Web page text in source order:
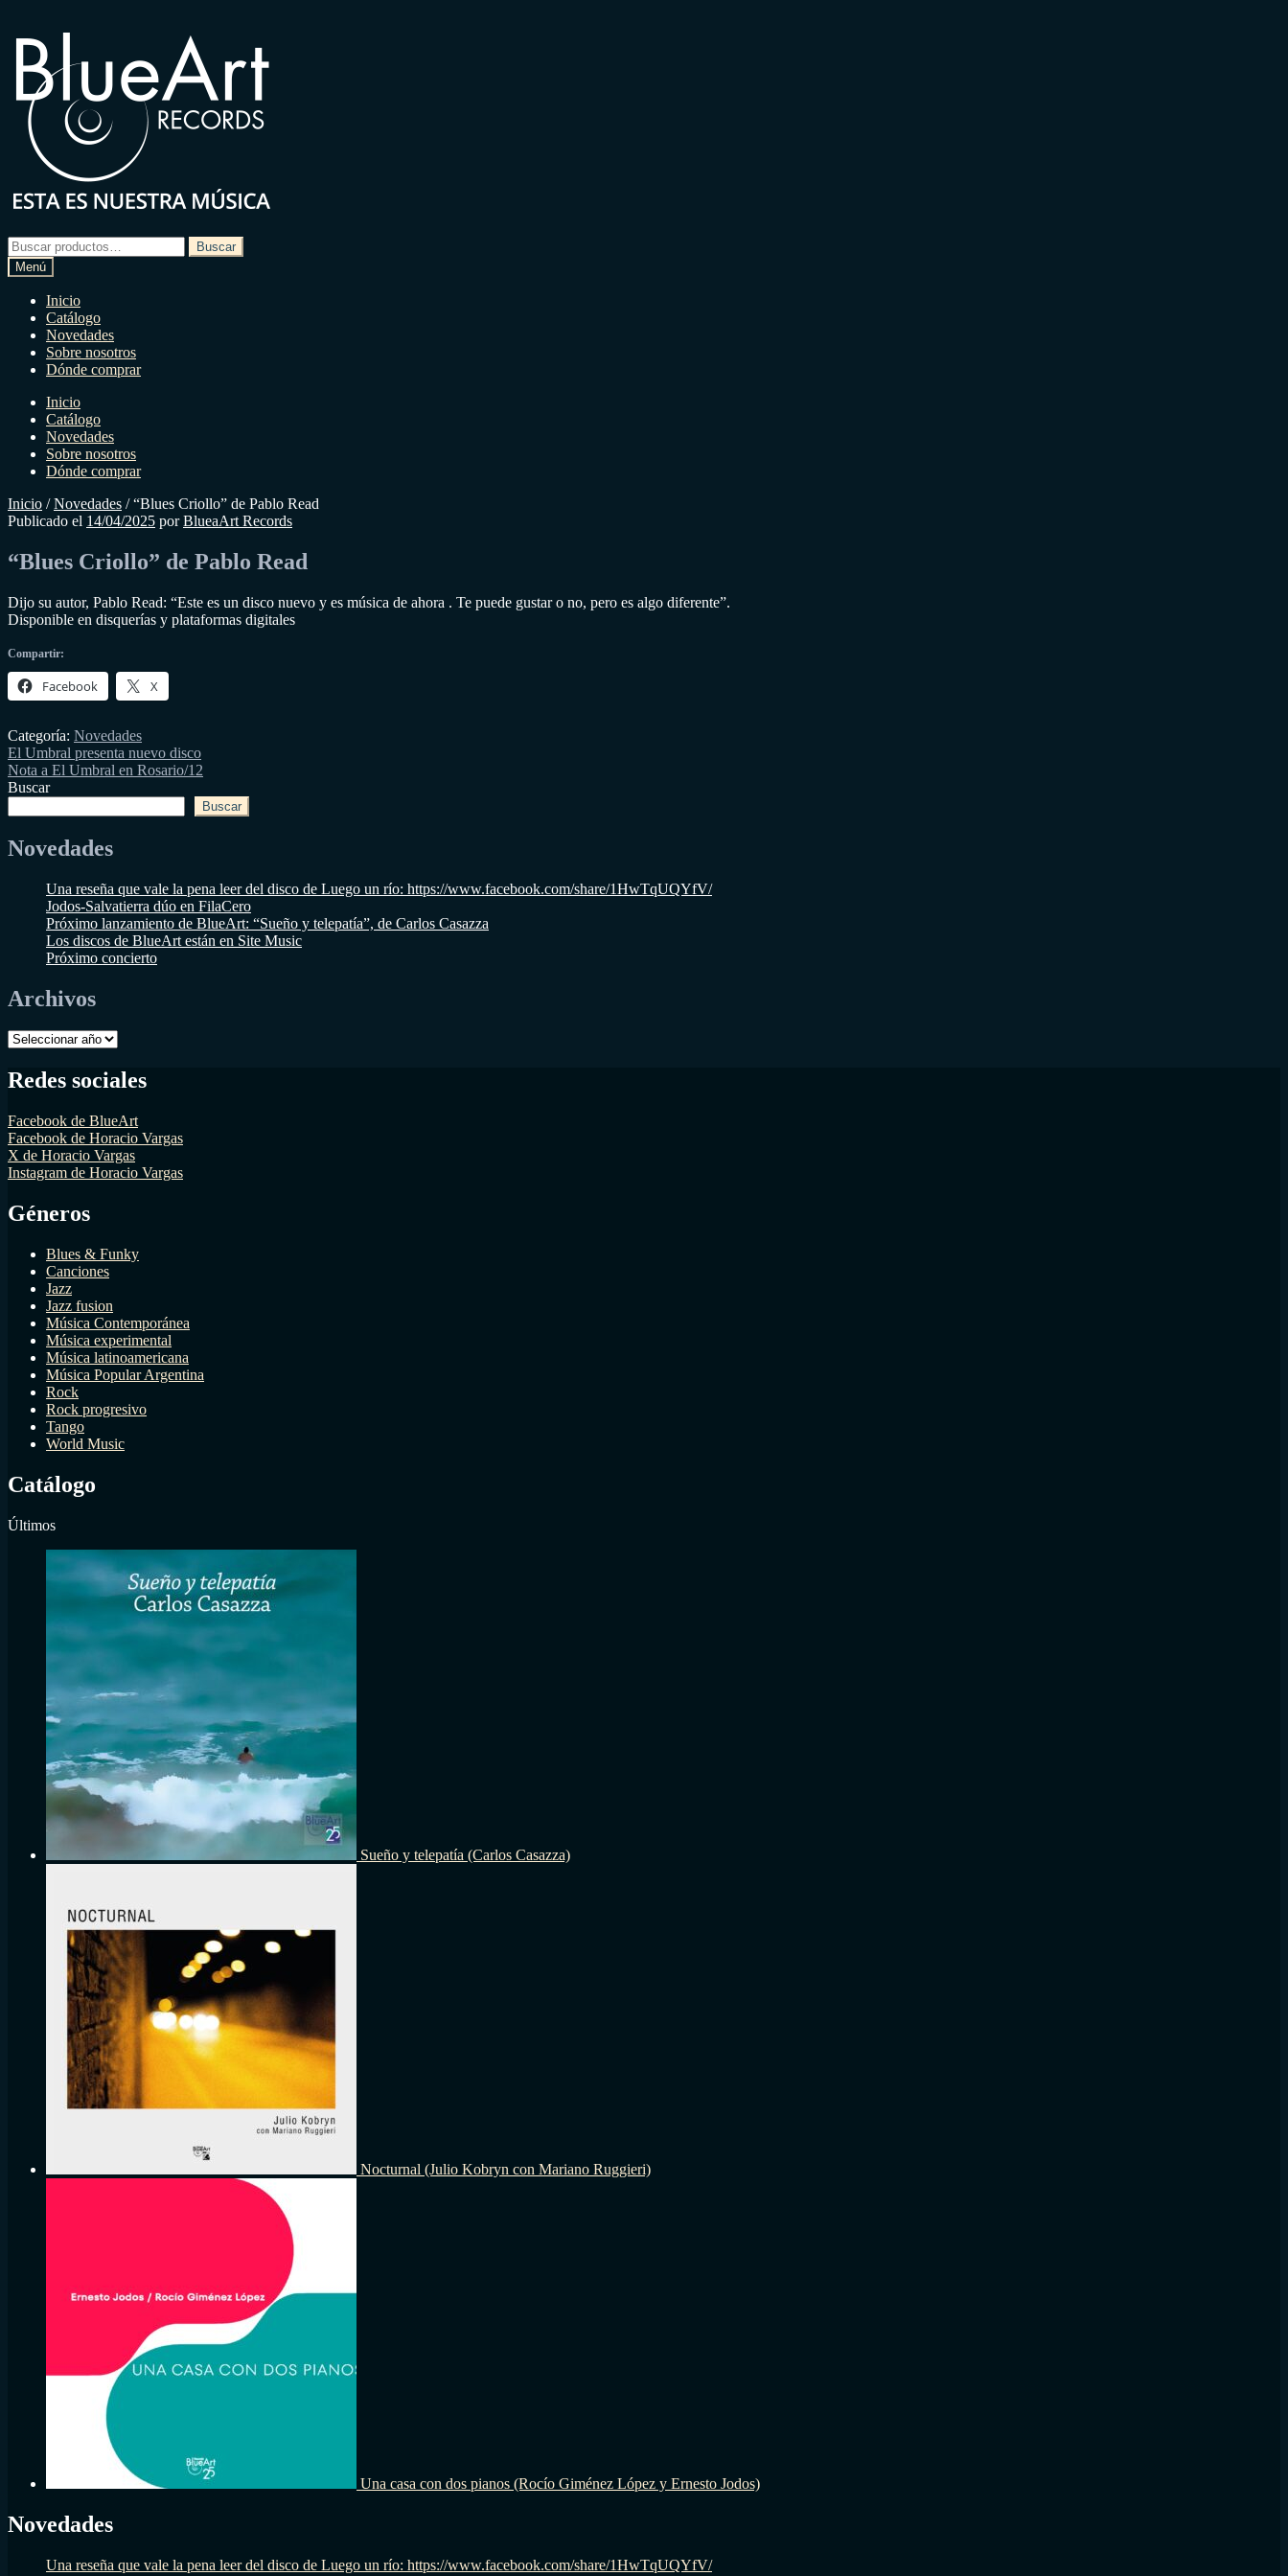
navegación
página
Buscar
por:
Buscar
Menú
Inicio
Catálogo
Novedades
Sobre nosotros
Dónde comprar
Inicio
Catálogo
Novedades
Sobre nosotros
Dónde comprar
Inicio /Novedades /“Blues Criollo” de Pablo Read
Publicado el 14/04/2025 porBlueaArt Records
“Blues Criollo” de Pablo Read
Dijo su autor, Pablo Read: “Este es un disco nuevo y es música de ahora . Te puede gustar o no, pero es algo diferente”.
Disponible en disquerías y plataformas digitales
Compartir:
Facebook X
Categoría: Novedades
Navegación
de
Entrada
anterior:
El Umbral presenta nuevo disco
Siguiente
entrada:
Nota a El Umbral en Rosario/12
Buscar
Buscar
Novedades
Una reseña que vale la pena leer del disco de Luego un río: https://www.facebook.com/share/1HwTqUQYfV/
Jodos-Salvatierra dúo en FilaCero
Próximo lanzamiento de BlueArt: “Sueño y telepatía”, de Carlos Casazza
Los discos de BlueArt están en Site Music
Próximo concierto
Archivos
Archivos
Redes sociales
Facebook de BlueArt
Facebook de Horacio Vargas
X de Horacio Vargas
Instagram de Horacio Vargas
Géneros
Blues & Funky
Canciones
Jazz
Jazz fusion
Música Contemporánea
Música experimental
Música latinoamericana
Música Popular Argentina
Rock
Rock progresivo
Tango
World Music
Catálogo
Últimos
Sueño y telepatía (Carlos Casazza)
Nocturnal (Julio Kobryn con Mariano Ruggieri)
Una casa con dos pianos (Rocío Giménez López y Ernesto Jodos)
Novedades
Una reseña que vale la pena leer del disco de Luego un río: https://www.facebook.com/share/1HwTqUQYfV/